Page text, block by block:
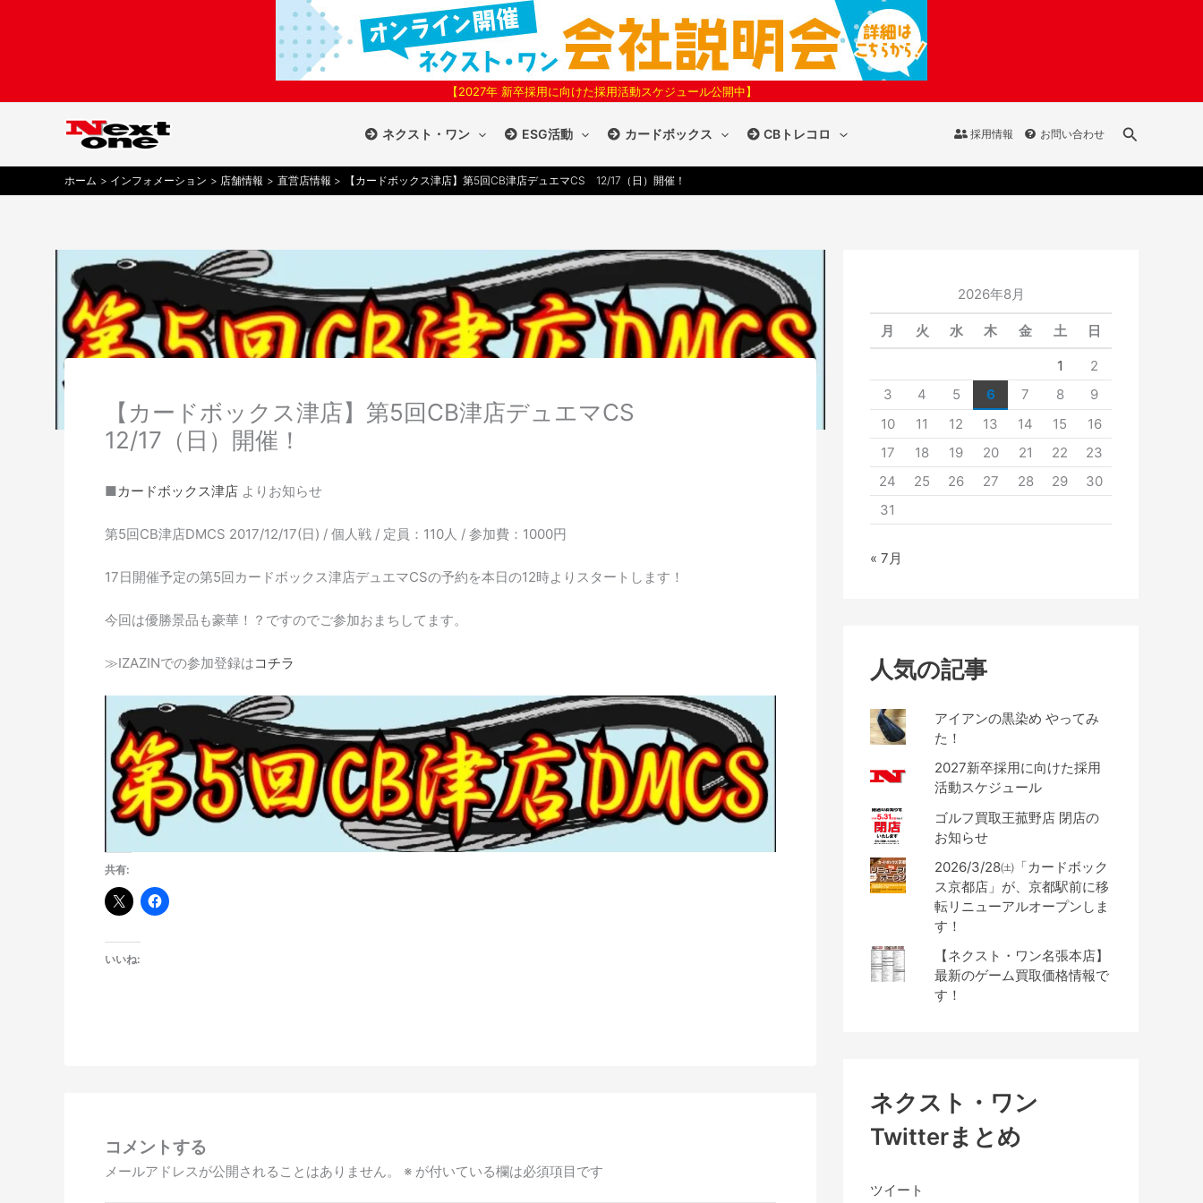
【2027年 新卒採用に向けた採用活動スケジュール公開中】
ネクスト・ワン ESG活動 カードボックス CBトレコロ 採用情報 お問い合わせ
検
ホーム インフォメーション 店舗情報 直営店情報 【カードボックス津店】第5回CB津店デュエマCS 12/17（日）開催！
【カードボックス津店】第5回CB津店デュエマCS
12/17（日）開催！
■カードボックス津店 よりお知らせ
第5回CB津店DMCS 2017/12/17(日) / 個人戦 / 定員：110人 / 参加費：1000円
17日開催予定の第5回カードボックス津店デュエマCSの予約を本日の12時よりスタートします！
今回は優勝景品も豪華！？ですのでご参加おまちしてます。
≫IZAZINでの参加登録はコチラ
共有:
いいね:
コメントする
メールアドレスが公開されることはありません。 ※ が付いている欄は必須項目です
2026年8月
月 火 水 木 金 土 日
1
2
3
4 5 6 7 8
9
10
11 12 13 14 15
16
17
18 19 20 21 22
23
24
25 26 27 28 29
30
31
« 7月
人気の記事
アイアンの黒染め やってみ
た！
2027新卒採用に向けた採用
活動スケジュール
ゴルフ買取王菰野店 閉店の
お知らせ
2026/3/28㈯「カードボック
ス京都店」が、京都駅前に移
転リニューアルオープンしま
す！
【ネクスト・ワン名張本店】
最新のゲーム買取価格情報で
す！
ネクスト・ワン
Twitterまとめ
ツイート